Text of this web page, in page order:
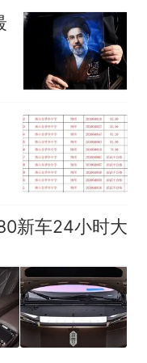
研判
价公布：
菜刀的女孩，
新车24小时大